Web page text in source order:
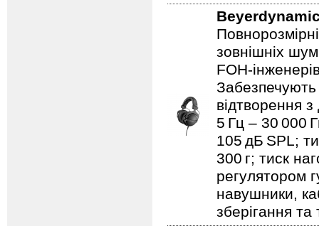
зовнішніх
відтворення
5 Гц – 30 000
105 дБ SPL;
300 г; тиск
регулятором
навушники,
зберігання